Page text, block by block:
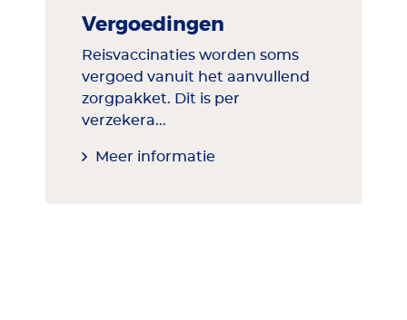
Vergoedingen
Reisvaccinaties worden soms
vergoed vanuit het aanvullend
zorgpakket. Dit is per
verzekera...
Meer informatie